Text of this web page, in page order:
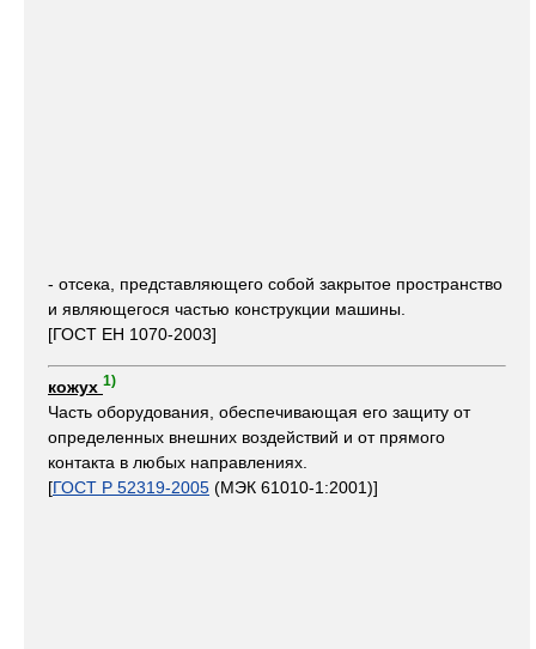
- отсека, представляющего собой закрытое пространство
и являющегося частью конструкции машины.
[ГОСТ ЕН 1070-2003]
кожух 1)
Часть оборудования, обеспечивающая его защиту от
определенных внешних воздействий и от прямого
контакта в любых направлениях.
[ГОСТ Р 52319-2005 (МЭК 61010-1:2001)]